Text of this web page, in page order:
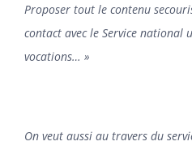
Proposer tout le contenu
contact avec le Service national
vocations… »
On veut aussi au travers du